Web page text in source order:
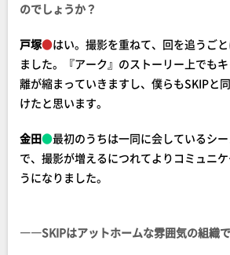
のでしょうか？
戸塚●はい。撮影を重ねて、回を追うご
ました。『アーク』のストーリー上でも
離が縮まっていきますし、僕らもSKIPと
けたと思います。
金田●最初のうちは一同に会しているシ
で、撮影が増えるにつれてよりコミュニ
うになりました。
――SKIPはアットホームな雰囲気の組織で